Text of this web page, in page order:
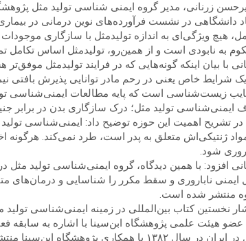
زرنانی، مدیر گروه ایمنی شناسی تولید مثل
هیچ ویژگی‌ای به اندازه تولیدمثل با سازگاری
به نابودی است و از همین‌رو، تولیدمثل اساس تکامل
با بیان اینکه گونه‌هایی که در فرایند تولیدمثل
شرایط خاص یعنی در رحم مادر توانایی پذیرش بافتی
زیست‌شناسی است که پایه‌ مطالعات ایمنی‌شناسی
ایمنی‌شناسی تولید مثل؛ درک سازگاری بدن در برابر
تشریح اهمیت این حوزه توضیح داد: ایمنی‌شناسی
ژنتیکی‌اش متعلق به پدر است، طرد نمی‌کند. هرگونه
شود.
افزود: با همین دیدگاه، گروه ایمنی‌شناسی تولید
منتشر شده است.
نخستین کتاب بین‌المللی در زمینه ایمنی‌شناسی تولید
عضو هیئت علمی پژوهشگاه ابن‌سینا با اشاره به
مثل در ایران در سال ۱۳۸۲ با همکاری